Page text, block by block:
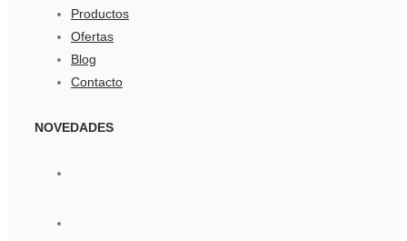
Productos
Ofertas
Blog
Contacto
NOVEDADES